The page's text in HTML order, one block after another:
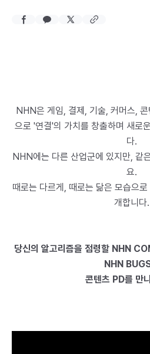
NHN은 게임, 결제, 기술, 커머스,
으로 '연결'의 가치를 창출하며 새로
다.
NHN에는 다른 산업군에 있지만, 같
요.
때로는 다르게, 때로는 닮은 모습으
개합니다.
당신의 알고리즘을 점령할 NHN
NHN
콘텐츠 PD를 만